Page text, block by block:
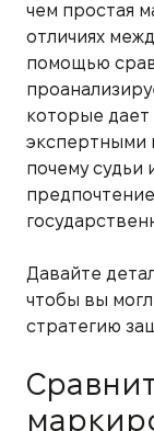
чем простая
отличиях
помощью
которые дает
экспертными
почему
Давайте
чтобы вы
стратегию